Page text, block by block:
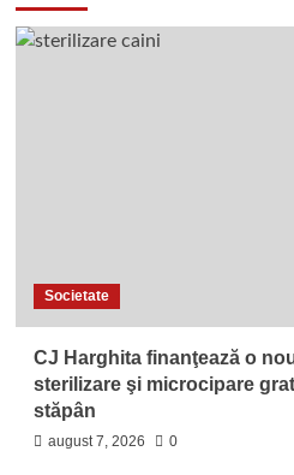
Societate
CJ Harghita finanţează o
sterilizare şi microcipare
stăpân
august 7, 2026 0